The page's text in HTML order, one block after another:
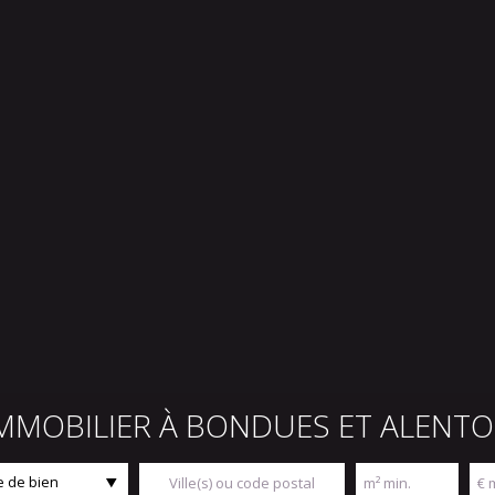
À BONDUES ET
de bien